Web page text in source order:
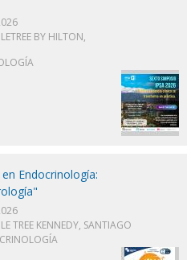
BY HILTON,
Endocrinología:
TREE KENNEDY, SANTIAGO